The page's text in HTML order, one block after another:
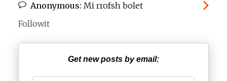
Anonymous: Mi rrofsh bolet
Followit
Get new posts by email: